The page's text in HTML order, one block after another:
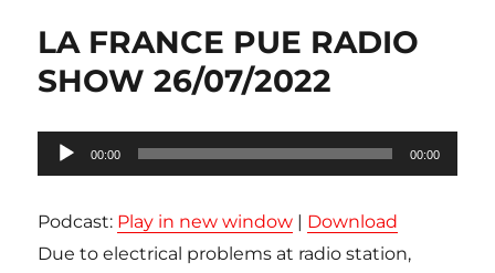
LA FRANCE PUE RADIO
SHOW 26/07/2022
Lecteur
audio
00:00 00:00
Podcast: Play in new window | Download
Due to electrical problems at radio station,